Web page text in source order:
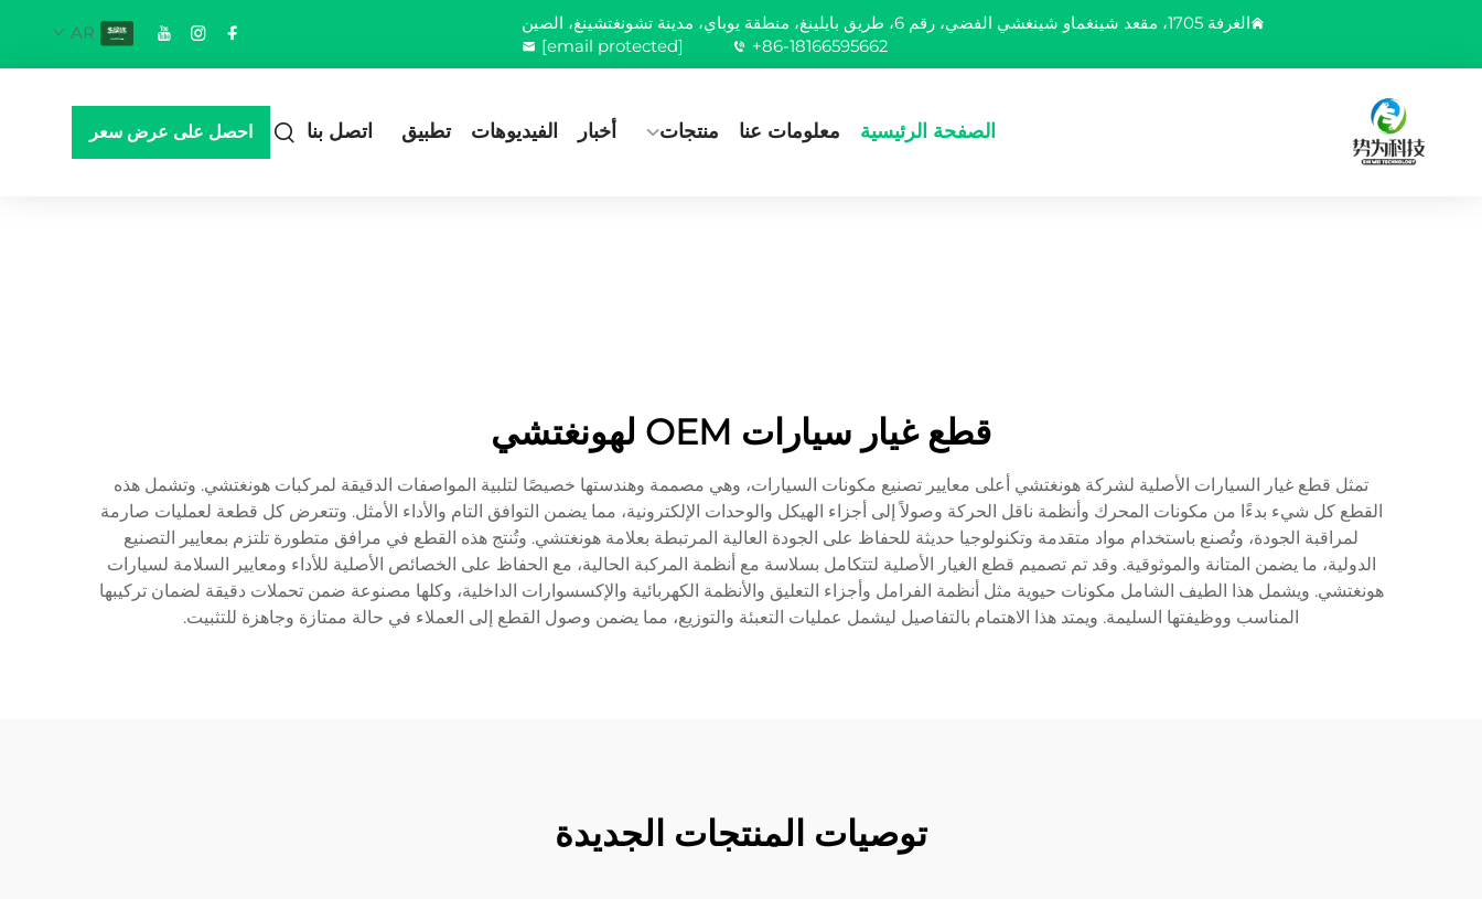
الغرفة 1705، مقعد شينغماو شينغشي الفضي، رقم 6، طريق بايلينغ، منطقة يوباي، مدينة تشونغتشينغ، الصين
+86-18166595662
[email protected]
AR
الصفحة الرئيسية معلومات عنا منتجات أخبار الفيديوهات تطبيق اتصل بنا احصل على عرض سعر
قطع غيار سيارات OEM لهونغتشي
تمثل قطع غيار السيارات الأصلية لشركة هونغتشي أعلى معايير تصنيع مكونات السيارات، وهي مصممة وهندستها خصيصًا لتلبية المواصفات الدقيقة لمركبات هونغتشي. وتشمل هذه
القطع كل شيء بدءًا من مكونات المحرك وأنظمة ناقل الحركة وصولاً إلى أجزاء الهيكل والوحدات الإلكترونية، مما يضمن التوافق التام والأداء الأمثل. وتتعرض كل قطعة لعمليات صارمة
لمراقبة الجودة، وتُصنع باستخدام مواد متقدمة وتكنولوجيا حديثة للحفاظ على الجودة العالية المرتبطة بعلامة هونغتشي. وتُنتج هذه القطع في مرافق متطورة تلتزم بمعايير التصنيع
الدولية، ما يضمن المتانة والموثوقية. وقد تم تصميم قطع الغيار الأصلية لتتكامل بسلاسة مع أنظمة المركبة الحالية، مع الحفاظ على الخصائص الأصلية للأداء ومعايير السلامة لسيارات
هونغتشي. ويشمل هذا الطيف الشامل مكونات حيوية مثل أنظمة الفرامل وأجزاء التعليق والأنظمة الكهربائية والإكسسوارات الداخلية، وكلها مصنوعة ضمن تحملات دقيقة لضمان تركيبها
المناسب ووظيفتها السليمة. ويمتد هذا الاهتمام بالتفاصيل ليشمل عمليات التعبئة والتوزيع، مما يضمن وصول القطع إلى العملاء في حالة ممتازة وجاهزة للتثبيت.
توصيات المنتجات الجديدة